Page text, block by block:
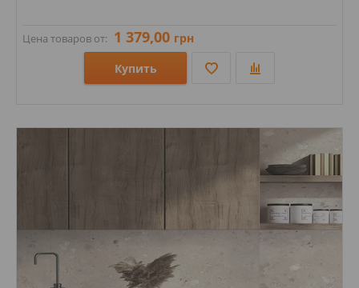
Цена товаров от: 1 379,00 грн
Купить
Стили: Под камень; Оникс; Под бетон; Под мрамор;